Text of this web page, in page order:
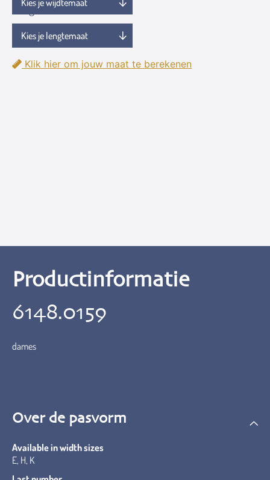
Lengtemaat
Klik hier om jouw maat te berekenen
Productinformatie
6148.0159
dames
Over de pasvorm
Available in width sizes
E, H, K